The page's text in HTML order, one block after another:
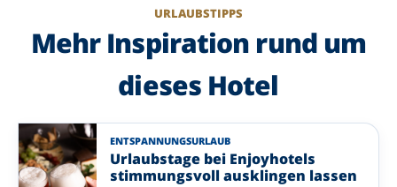
URLAUBSTIPPS
Mehr Inspiration rund um
dieses Hotel
ENTSPANNUNGSURLAUB
Urlaubstage bei Enjoyhotels
stimmungsvoll ausklingen lassen